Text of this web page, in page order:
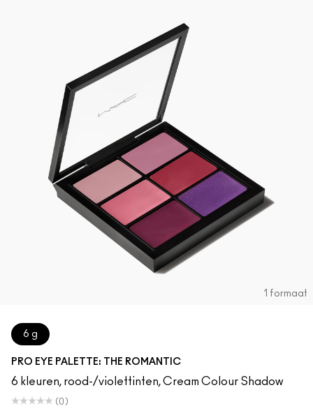
1 formaat
6 g
PRO EYE PALETTE: THE ROMANTIC
6 kleuren, rood-/violettinten, Cream Colour Shadow
(0)